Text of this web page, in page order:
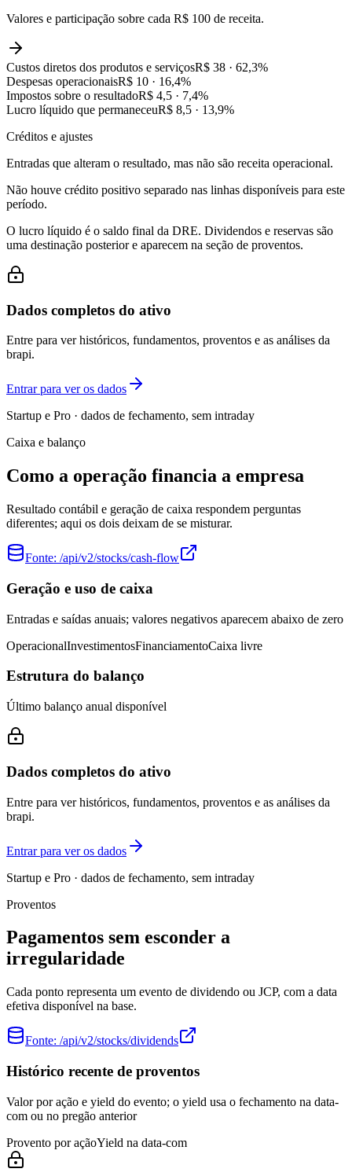
Valores e participação sobre cada R$ 100 de receita.
Custos diretos dos produtos e serviçosR$ 38 · 62,3%
Despesas operacionaisR$ 10 · 16,4%
Impostos sobre o resultadoR$ 4,5 · 7,4%
Lucro líquido que permaneceuR$ 8,5 · 13,9%
Créditos e ajustes
Entradas que alteram o resultado, mas não são receita operacional.
Não houve crédito positivo separado nas linhas disponíveis para este
período.
O lucro líquido é o saldo final da DRE. Dividendos e reservas são
uma destinação posterior e aparecem na seção de proventos.
Dados completos do ativo
Entre para ver históricos, fundamentos, proventos e as análises da
brapi.
Entrar para ver os dados
Startup e Pro · dados de fechamento, sem intraday
Caixa e balanço
Como a operação financia a empresa
Resultado contábil e geração de caixa respondem perguntas
diferentes; aqui os dois deixam de se misturar.
Fonte: /api/v2/stocks/cash-flow
Geração e uso de caixa
Entradas e saídas anuais; valores negativos aparecem abaixo de zero
OperacionalInvestimentosFinanciamentoCaixa livre
Estrutura do balanço
Último balanço anual disponível
Dados completos do ativo
Entre para ver históricos, fundamentos, proventos e as análises da
brapi.
Entrar para ver os dados
Startup e Pro · dados de fechamento, sem intraday
Proventos
Pagamentos sem esconder a
irregularidade
Cada ponto representa um evento de dividendo ou JCP, com a data
efetiva disponível na base.
Fonte: /api/v2/stocks/dividends
Histórico recente de proventos
Valor por ação e yield do evento; o yield usa o fechamento na data-
com ou no pregão anterior
Provento por açãoYield na data-com